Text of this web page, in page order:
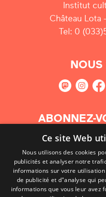
Institut
Château Lota
Tel: 0
NOUS
ABONNEZ-
Ce site Web
Nous utilisons des cookies
publicités et analyser notre
informations sur votre
de publicité et d"analyse qui
informations que vous leur avez